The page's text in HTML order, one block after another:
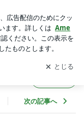
を受け取りまし
開く
次の記事へ